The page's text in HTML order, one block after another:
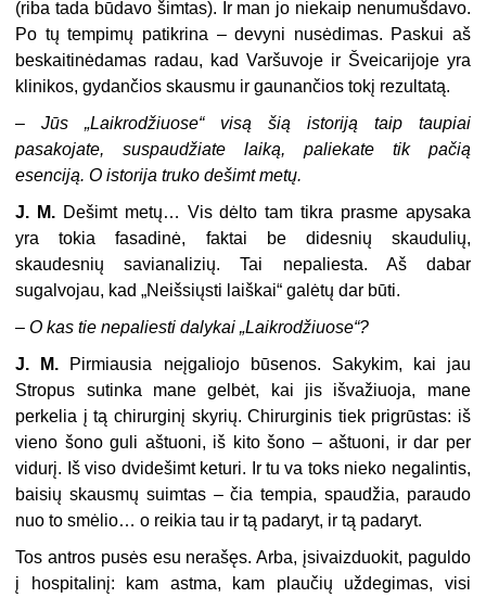
(riba tada būdavo šimtas). Ir man jo niekaip nenumušdavo.
Po tų tempimų patikrina – devyni nusėdimas. Paskui aš
beskaitinėdamas radau, kad Varšuvoje ir Šveicarijoje yra
klinikos, gydančios skausmu ir gaunančios tokį rezultatą.
–Jūs „Laikrodžiuose“ visą šią istoriją taip taupiai
pasakojate, suspaudžiate laiką, paliekate tik pačią
esenciją. O istorija truko dešimt metų.
J. M. Dešimt metų… Vis dėlto tam tikra prasme apysaka
yra tokia fasadinė, faktai be didesnių skaudulių,
skaudesnių savianalizių. Tai nepaliesta. Aš dabar
sugalvojau, kad „Neišsiųsti laiškai“ galėtų dar būti.
–O kas tie nepaliesti dalykai „Laikrodžiuose“?
J. M. Pirmiausia neįgaliojo būsenos. Sakykim, kai jau
Stropus sutinka mane gelbėt, kai jis išvažiuoja, mane
perkelia į tą chirurginį skyrių. Chirurginis tiek prigrūstas: iš
vieno šono guli aštuoni, iš kito šono – aštuoni, ir dar per
vidurį. Iš viso dvidešimt keturi. Ir tu va toks nieko negalintis,
baisių skausmų suimtas – čia tempia, spaudžia, paraudo
nuo to smėlio… o reikia tau ir tą padaryt, ir tą padaryt.
Tos antros pusės esu nerašęs. Arba, įsivaizduokit, paguldo
į hospitalinį: kam astma, kam plaučių uždegimas, visi